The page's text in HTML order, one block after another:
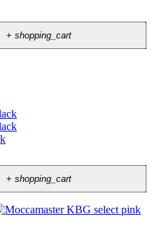
+shopping_cart
+shopping_cart